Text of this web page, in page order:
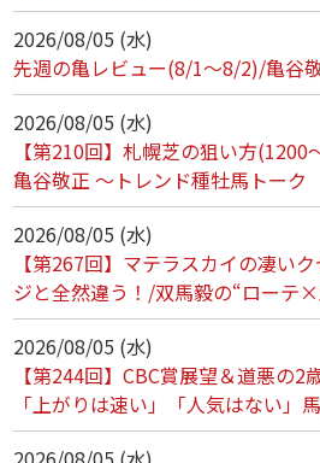
2026/08/05 (水)
先週の亀レビュー(8/1～8/2)/亀谷
2026/08/05 (水)
【第210回】札幌芝の狙い方
亀谷敬正 ～トレンド種牡馬トーク
2026/08/05 (水)
【第267回】マテラスカイの凄い
ジと全然違う！/双馬毅の“ローテ
2026/08/05 (水)
【第244回】CBC賞展望＆道悪の2
「上がりは速い」「人気はない」